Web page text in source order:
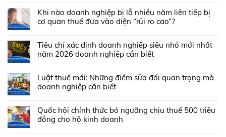
Khi nào doanh nghiệp bị lỗ nhiều năm liên tiếp bị
cơ quan thuế đưa vào diện “rủi ro cao”?
Tiêu chí xác định doanh nghiệp siêu nhỏ mới nhất
năm 2026 doanh nghiệp cần biết
Luật thuế mới: Những điểm sửa đổi quan trọng mà
doanh nghiệp cần biết
Quốc hội chính thức bỏ ngưỡng chịu thuế 500 triệu
đồng cho hộ kinh doanh